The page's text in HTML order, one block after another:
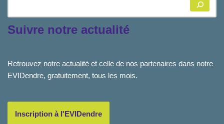
Suivre notre actualité
Retrouvez notre actualité et celle de nos partenaires dans notre
EVIDendre, gratuitement, tous les mois.
Inscription à l'EVIDendre